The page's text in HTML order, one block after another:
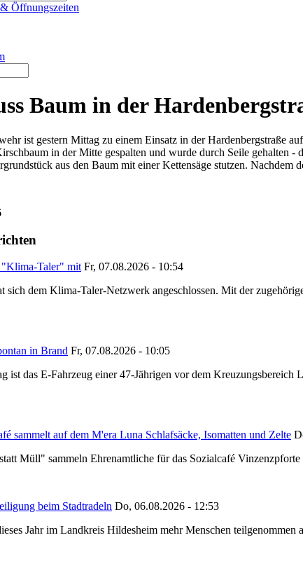
Öffnungszeiten
Baum in der
ist gestern Mittag zu einem Einsatz in der Hardenbergstraße
in der Mitte gespalten und wurde durch Seile gehalten
aus den Baum mit einer Kettensäge stutzen.
"Klima-Taler" mit Fr, 07.08.2026 - 10:54
sich dem Klima-Taler-Netzwerk angeschlossen. Mit der
in Brand Fr, 07.08.2026 - 10:05
ist das E-Fahrzeug einer 47-Jährigen vor dem
sammelt auf dem M'era Luna Schlafsäcke, Isomatten und Zelte
Müll" sammeln Ehrenamtliche für das Sozialcafé
beim Stadtradeln Do, 06.08.2026 - 12:53
Jahr im Landkreis Hildesheim mehr Menschen